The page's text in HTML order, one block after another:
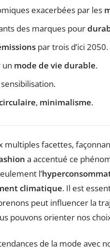
exacerbées par les
des marques pour
par trois d’ici 2050.
un mode de vie durable.
, minimalisme.
multiples facettes,
a accentué ce
l’
climatique. Il est
peut influencer la
pouvons orienter nos